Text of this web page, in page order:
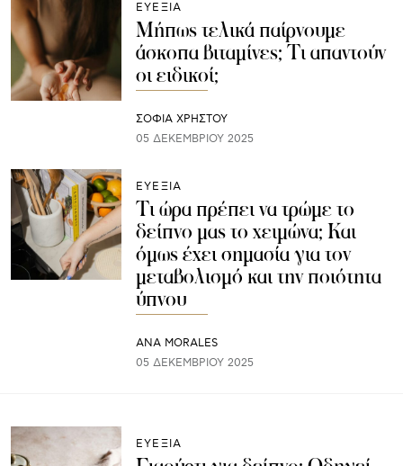
ΕΥΕΞΙΑ
Μήπως τελικά παίρνουμε
άσκοπα βιταμίνες; Τι απαντούν
οι ειδικοί;
ΣΟΦΙΑ ΧΡΗΣΤΟΥ
05 ΔΕΚΕΜΒΡΊΟΥ 2025
ΕΥΕΞΙΑ
Τι ώρα πρέπει να τρώμε το
δείπνο μας το χειμώνα; Και
όμως έχει σημασία για τον
μεταβολισμό και την ποιότητα
ύπνου
ANA MORALES
05 ΔΕΚΕΜΒΡΊΟΥ 2025
ΕΥΕΞΙΑ